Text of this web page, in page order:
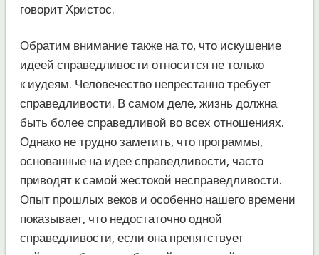
говорит Христос.
Обратим внимание также на то, что искушение
идеей справедливости относится не только
к иудеям. Человечество непрестанно требует
справедливости. В самом деле, жизнь должна
быть более справедливой во всех отношениях.
Однако не трудно заметить, что программы,
основанные на идее справедливости, часто
приводят к самой жестокой несправедливости.
Опыт прошлых веков и особенно нашего времени
показывает, что недостаточно одной
справедливости, если она препятствует